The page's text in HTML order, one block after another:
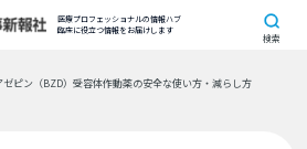
医療プロフェッショナルの情報ハブ
臨床に役立つ情報をお届けします
検索
ゼピン（BZD）受容体作動薬の安全な使い方・減らし方